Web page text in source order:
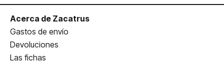
Acerca de Zacatrus
Gastos de envío
Devoluciones
Las fichas